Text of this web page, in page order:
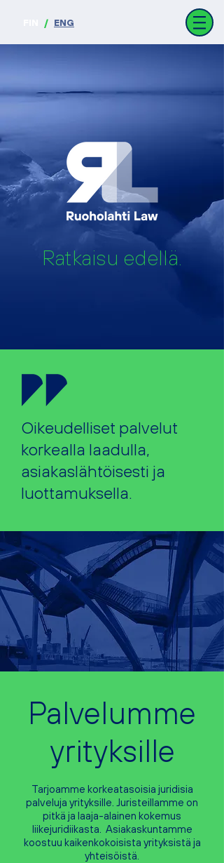
/ ENG
Ratkaisu edellä.
Oikeudelliset palvelut
korkealla laadulla,
asiakaslähtöisesti ja
luottamuksella.
Palvelumme
yrityksille
Tarjoamme korkeatasoisia juridisia
palveluja yrityksille. Juristeillamme on
pitkä ja laaja-alainen kokemus
liikejuridiikasta. Asiakaskuntamme
koostuu kaikenkokoisista yrityksistä ja
yhteisöistä.